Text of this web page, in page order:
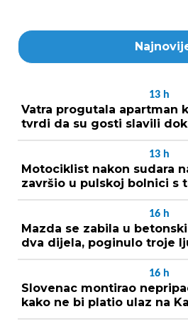
13 h
Vatra progutala apartman
tvrdi da su gosti slavili
13 h
Motociklist nakon sudara
završio u pulskoj bolnici s
16 h
Mazda se zabila u
dva dijela, poginulo troje
16 h
Slovenac montirao
kako ne bi platio ulaz na